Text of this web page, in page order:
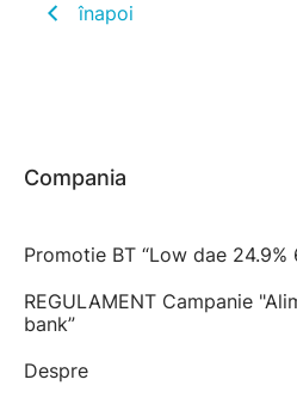
înapoi
Compania
Promotie BT “Low dae 24.9%
REGULAMENT Campanie
bank”
Despre